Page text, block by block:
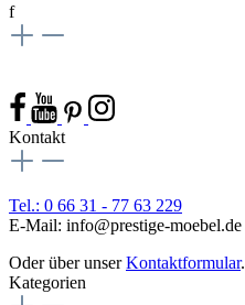
f
Kontakt
Tel.: 0 66 31 - 77 63 229
E-Mail: info@prestige-moebel.de
Oder über unserKontaktformular.
Kategorien